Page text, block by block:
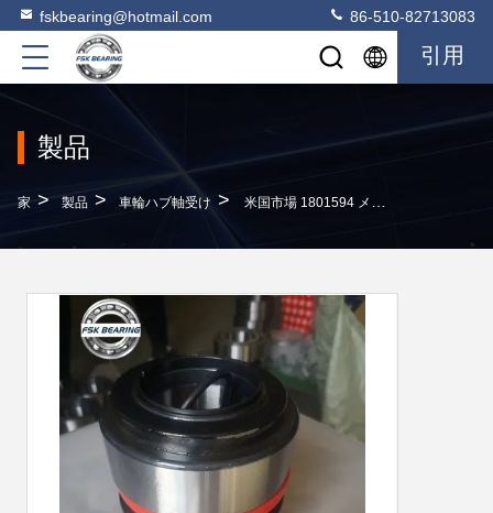
fskbearing@hotmail.com 86-510-82713083
引用
製品
家 > 製品 > 車輪ハブ軸受け > 米国市場 1801594 メルセデス用軸ハブホイールベアリングキット